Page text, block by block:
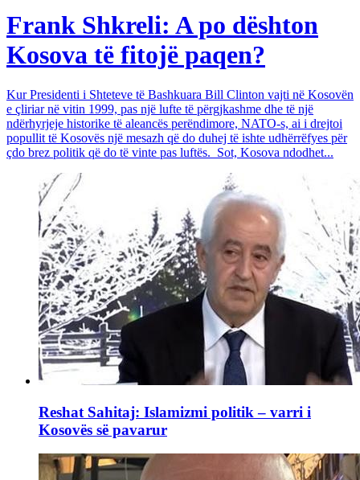
Frank Shkreli: A po dështon
Kosova të fitojë paqen?
Kur Presidenti i Shteteve të Bashkuara Bill Clinton vajti në Kosovën
e çliriar në vitin 1999, pas një lufte të përgjkashme dhe të një
ndërhyrjeje historike të aleancës perëndimore, NATO-s, ai i drejtoi
popullit të Kosovës një mesazh që do duhej të ishte udhërrëfyes për
çdo brez politik që do të vinte pas luftës. Sot, Kosova ndodhet...
Reshat Sahitaj: Islamizmi politik – varri i
Kosovës së pavarur